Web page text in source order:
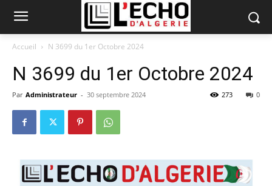
Accueil N 3699 du 1er Octobre 2024
N 3699 du 1er Octobre 2024
Par Administrateur - 30 septembre 2024 0
273